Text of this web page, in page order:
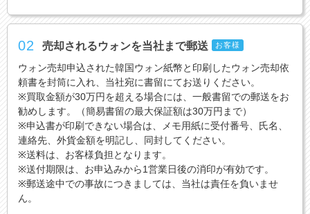
02 売却されるウォンを当社まで郵送 お客様
ウォン売却申込された韓国ウォン紙幣と印刷したウォン売却依
頼書を封筒に入れ、当社宛に書留にてお送りください。
※買取金額が30万円を超える場合には、一般書留での郵送をお
勧めします。（簡易書留の最大保証額は30万円まで）
※申込書が印刷できない場合は、メモ用紙に受付番号、氏名、
連絡先、外貨金額を明記し、同封してください。
※送料は、お客様負担となります。
※送付期限は、お申込みから1営業日後の消印が有効です。
※郵送途中での事故につきましては、当社は責任を負いませ
ん。